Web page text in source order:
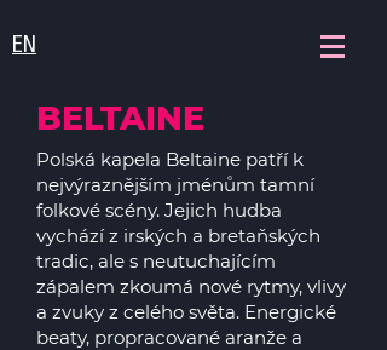
EN
BELTAINE
Polská kapela Beltaine patří k
nejvýraznějším jménům tamní
folkové scény. Jejich hudba
vychází z irských a bretaňských
tradic, ale s neutuchajícím
zápalem zkoumá nové rytmy, vlivy
a zvuky z celého světa. Energické
beaty, propracované aranže a